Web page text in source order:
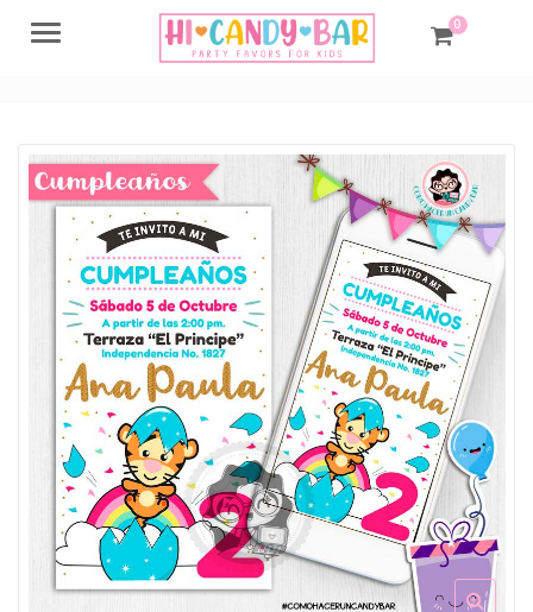
Menu 0